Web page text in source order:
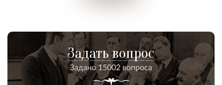
Задать вопрос
Задано 15002 вопроса